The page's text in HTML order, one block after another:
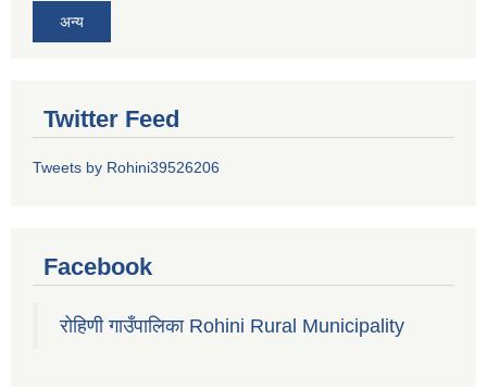
अन्य
Twitter Feed
Tweets by Rohini39526206
Facebook
रोहिणी गाउँपालिका Rohini Rural Municipality